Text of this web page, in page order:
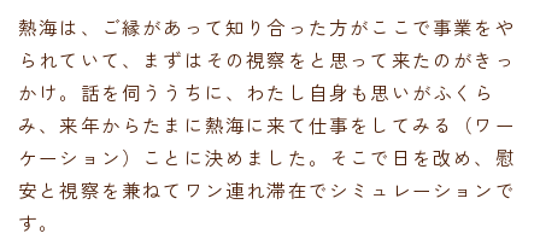
熱海は、ご縁があって知り合った方がここで事業をや
られていて、まずはその視察をと思って来たのがきっ
かけ。話を伺ううちに、わたし自身も思いがふくら
み、来年からたまに熱海に来て仕事をしてみる（ワー
ケーション）ことに決めました。そこで日を改め、慰
安と視察を兼ねてワン連れ滞在でシミュレーションで
す。